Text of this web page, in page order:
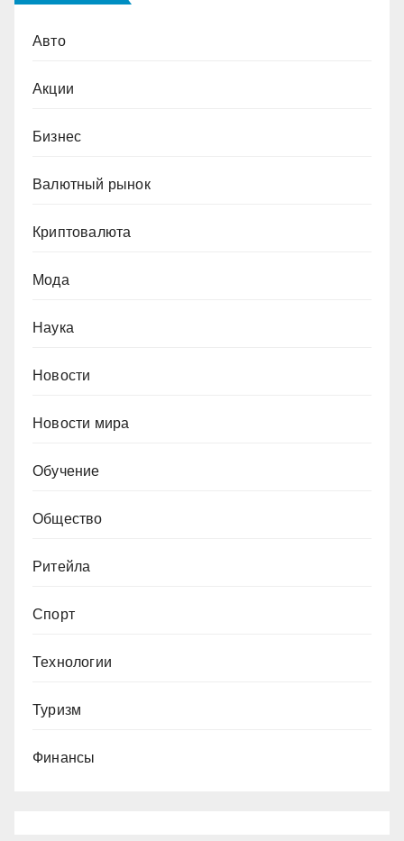
Авто
Акции
Бизнес
Валютный рынок
Криптовалюта
Мода
Наука
Новости
Новости мира
Обучение
Общество
Ритейла
Спорт
Технологии
Туризм
Финансы